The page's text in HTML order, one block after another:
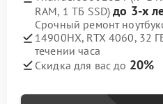
RAM, 1 ТБ SSD)до 3-х
Срочный ремонт
14900HX, RTX 4060, 32
течении часа
Скидка для вас до 20%